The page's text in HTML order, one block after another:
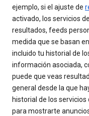
ejemplo, si el ajuste de
activado, los servicios
resultados, feeds
medida que se basan
incluido tu historial de
información asociada,
puede que veas
general desde la que
historial de los
para mostrarte